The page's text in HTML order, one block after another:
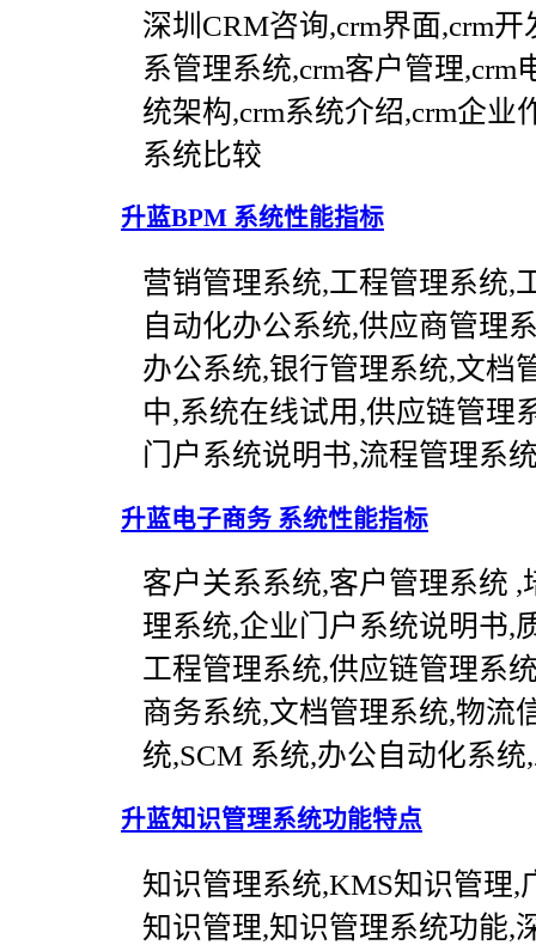
深圳CRM咨询,crm界面,crm
系管理系统,crm客户管理,crm
统架构,crm系统介绍,crm企业
系统比较
升蓝BPM 系统性能指标
营销管理系统,工程管理系统,
自动化办公系统,供应商管理
办公系统,银行管理系统,文档
中,系统在线试用,供应链管理
门户系统说明书,流程管理系
升蓝电子商务 系统性能指标
客户关系系统,客户管理系统
理系统,企业门户系统说明书,
工程管理系统,供应链管理系
商务系统,文档管理系统,物流
统,SCM 系统,办公自动化系
升蓝知识管理系统功能特点
知识管理系统,KMS知识管理
知识管理,知识管理系统功能,